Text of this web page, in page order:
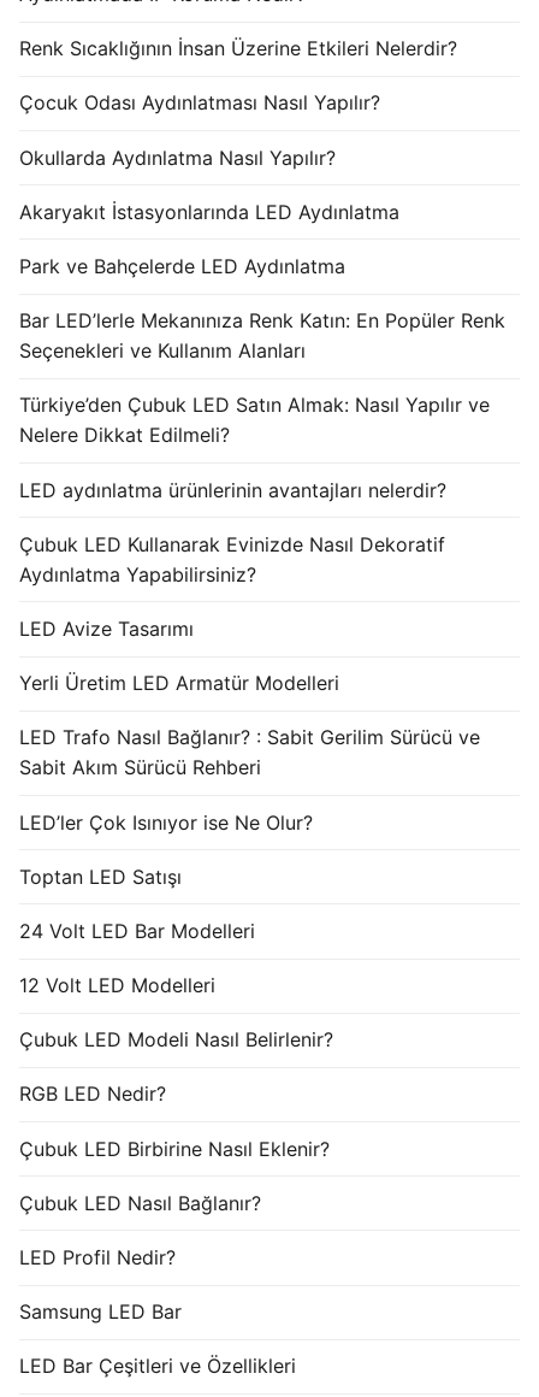
Renk Sıcaklığının İnsan Üzerine Etkileri Nelerdir?
Çocuk Odası Aydınlatması Nasıl Yapılır?
Okullarda Aydınlatma Nasıl Yapılır?
Akaryakıt İstasyonlarında LED Aydınlatma
Park ve Bahçelerde LED Aydınlatma
Bar LED’lerle Mekanınıza Renk Katın: En Popüler Renk
Seçenekleri ve Kullanım Alanları
Türkiye’den Çubuk LED Satın Almak: Nasıl Yapılır ve
Nelere Dikkat Edilmeli?
LED aydınlatma ürünlerinin avantajları nelerdir?
Çubuk LED Kullanarak Evinizde Nasıl Dekoratif
Aydınlatma Yapabilirsiniz?
LED Avize Tasarımı
Yerli Üretim LED Armatür Modelleri
LED Trafo Nasıl Bağlanır? : Sabit Gerilim Sürücü ve
Sabit Akım Sürücü Rehberi
LED’ler Çok Isınıyor ise Ne Olur?
Toptan LED Satışı
24 Volt LED Bar Modelleri
12 Volt LED Modelleri
Çubuk LED Modeli Nasıl Belirlenir?
RGB LED Nedir?
Çubuk LED Birbirine Nasıl Eklenir?
Çubuk LED Nasıl Bağlanır?
LED Profil Nedir?
Samsung LED Bar
LED Bar Çeşitleri ve Özellikleri